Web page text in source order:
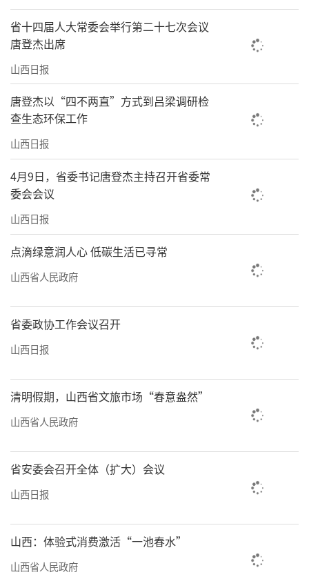
省十四届人大常委会举行第二十七次会议
唐登杰出席
山西日报
唐登杰以“四不两直”方式到吕梁调研检
查生态环保工作
山西日报
4月9日，省委书记唐登杰主持召开省委常
委会会议
山西日报
点滴绿意润人心 低碳生活已寻常
山西省人民政府
省委政协工作会议召开
山西日报
清明假期，山西省文旅市场“春意盎然”
山西省人民政府
省安委会召开全体（扩大）会议
山西日报
山西：体验式消费激活“一池春水”
山西省人民政府